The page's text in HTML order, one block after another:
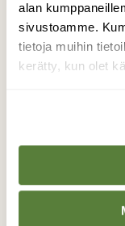
alan
sivustoamme.
tietoja muihin
kerätty, kun olet
Nyt kun
vihreä
Valokuvaaja: